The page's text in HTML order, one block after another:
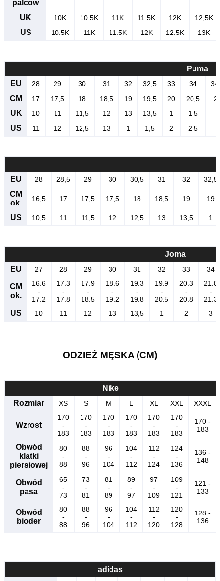
palców
UK
10K 10.5K 11K 11.5K 12K 12,5K
US 10.5K 11K 11.5K 12K 12.5K 13K
Puma
EU
28 29 30 31 32 32,5 33 34
CM 17 17,5 18 18,5 19 19,5 20 20,5
UK 10 11 11,5 12 13 13,5 1 1,5
US 11 12 12,5 13 1 1,5 2 2,5 3
EU 28 28,5 29 30 30,5 31 32 32,5
CM
ok.
16,5 17 17,5 17,5 18 18,5 19 19
US 10,5 11 11,5 12 12,5 13 13,5 1
Joma
EU
27 28 29 30 31 32 33 34
CM
ok.
16.6
-
17.2
17.3
-
17.8
17.9
-
18.5
18.6
-
19.2
19.3
-
19.8
19.9
-
20.5
20.3
-
20.8
21.0
-
21.3
US 10 11 12 13 13,5 1 2 3
ODZIEŻ MĘSKA (CM)
Nike
Rozmiar
XS S M L XL XXL XXXL
Wzrost
170
-
183
170
-
183
170
-
183
170
-
183
170
-
183
170
-
183
170 -
183
Obwód
klatki
piersiowej
80
-
88
88
-
96
96
-
104
104
-
112
112
-
124
124
-
136
136 -
148
Obwód
pasa
65
-
73
73
-
81
81
-
89
89
-
97
97
-
109
109
-
121
121 -
133
Obwód
bioder
80
-
88
88
-
96
96
-
104
104
-
112
112
-
120
120
-
128
128 -
136
adidas